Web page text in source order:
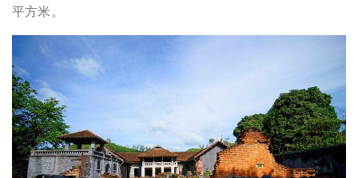
平方米。